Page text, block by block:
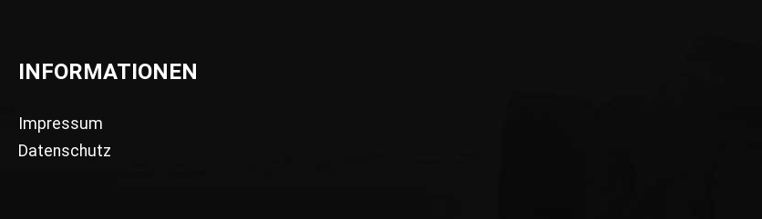
INFORMATIONEN
Impressum
Datenschutz